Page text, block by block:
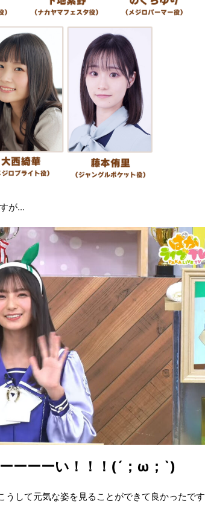
が...
ーーーい！！！(´；ω；`)
して元気な姿を見ることができて良かったです